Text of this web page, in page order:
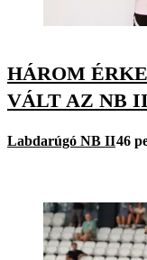
HÁROM
VÁLT AZ NB
Labdarúgó NB II46